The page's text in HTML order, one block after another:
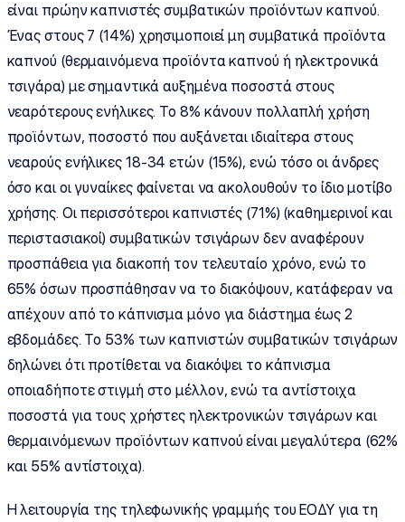
είναι πρώην καπνιστές συμβατικών προϊόντων καπνού.
Ένας στους 7 (14%) χρησιμοποιεί μη συμβατικά προϊόντα
καπνού (θερμαινόμενα προϊόντα καπνού ή ηλεκτρονικά
τσιγάρα) με σημαντικά αυξημένα ποσοστά στους
νεαρότερους ενήλικες. Το 8% κάνουν πολλαπλή χρήση
προϊόντων, ποσοστό που αυξάνεται ιδιαίτερα στους
νεαρούς ενήλικες 18-34 ετών (15%), ενώ τόσο οι άνδρες
όσο και οι γυναίκες φαίνεται να ακολουθούν το ίδιο μοτίβο
χρήσης. Οι περισσότεροι καπνιστές (71%) (καθημερινοί και
περιστασιακοί) συμβατικών τσιγάρων δεν αναφέρουν
προσπάθεια για διακοπή τον τελευταίο χρόνο, ενώ το
65% όσων προσπάθησαν να το διακόψουν, κατάφεραν να
απέχουν από το κάπνισμα μόνο για διάστημα έως 2
εβδομάδες. Το 53% των καπνιστών συμβατικών τσιγάρων
δηλώνει ότι προτίθεται να διακόψει το κάπνισμα
οποιαδήποτε στιγμή στο μέλλον, ενώ τα αντίστοιχα
ποσοστά για τους χρήστες ηλεκτρονικών τσιγάρων και
θερμαινόμενων προϊόντων καπνού είναι μεγαλύτερα (62%
και 55% αντίστοιχα).
Η λειτουργία της τηλεφωνικής γραμμής του ΕΟΔΥ για τη